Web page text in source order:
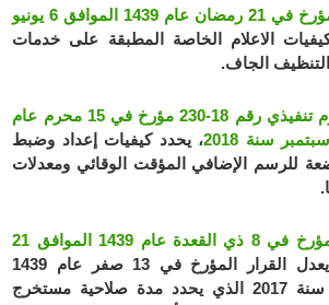
قرار مؤرخ في 21 رمضان عام 1439 الموافق 6 يونيو
الاعلام الخاصة المطبقة على خدمات
الجاف.
مرسوم تنفيذي رقم 18-230 مؤرخ في 15 محرم عام
، يحدد كيفيات إعداد وضبط
للرسم الإضافي المؤقت الوقائي ومعدلات
قرار مؤرخ في 8 ذي القعدة عام 1439 الموافق 21
، يعدل القرار المؤرخ في 13 صفر عام 1439
الموافق 2 نوفمبر سنة 2017 الذي يحدد مدة صلاحية مستخرج